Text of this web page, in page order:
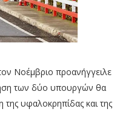
Νοέμβριο προανήγγειλε
των δύο υπουργών θα
της υφαλοκρηπίδας και της